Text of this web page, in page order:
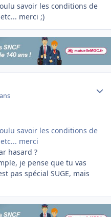
savoir les conditions de
merci ;)
savoir les conditions de
merci
hasard ?
je pense que tu vas
pas spécial SUGE, mais